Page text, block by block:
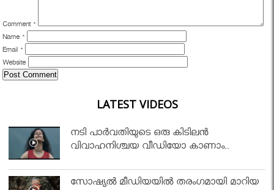
Comment *
Name *
Email *
Website
LATEST VIDEOS
നടി പാർവതിയുടെ ഒരു കിടിലൻ
വിവാഹനിശ്ചയ വീഡിയോ കാണാം..
സോഷ്യൽ മീഡിയയിൽ തരംഗമായി മാറിയ